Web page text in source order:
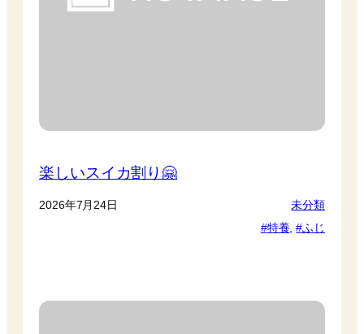
楽しいスイカ割り🤗
2026年7月24日
未分類
特養 , ふじ